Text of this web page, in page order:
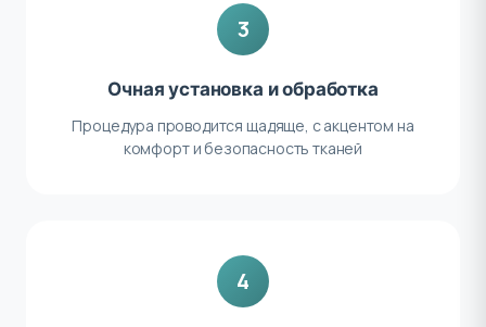
3
Очная установка и обработка
Процедура проводится щадяще, с акцентом на
комфорт и безопасность тканей
4